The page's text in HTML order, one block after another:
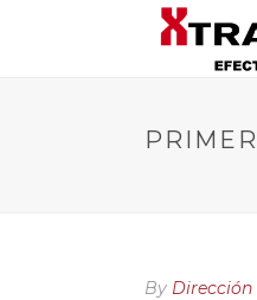
By Dirección